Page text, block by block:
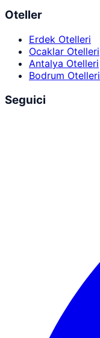
Oteller
Erdek Otelleri
Ocaklar Otelleri
Antalya Otelleri
Bodrum Otelleri
Seguici